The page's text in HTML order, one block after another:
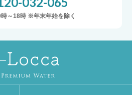
～18時 ※年末年始を除く